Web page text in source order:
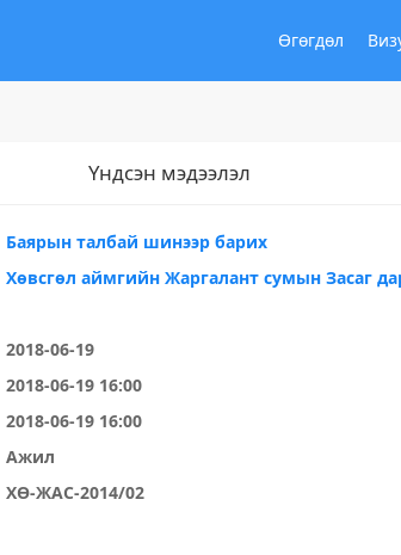
Өгөгдөл
Үндсэн мэдээлэл
Баярын талбай шинээр барих
Хөвсгөл аймгийн Жаргалант сумын Засаг
2018-06-19
2018-06-19 16:00
2018-06-19 16:00
Ажил
ХӨ-ЖАС-2014/02